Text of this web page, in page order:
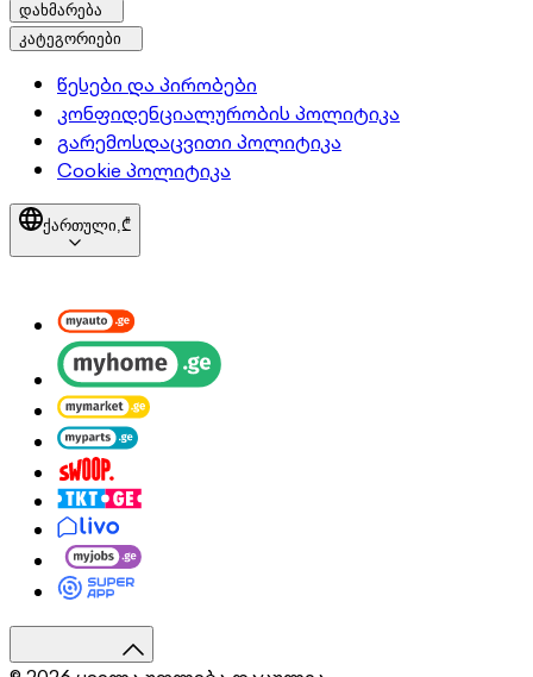
დახმარება
კატეგორიები
წესები და პირობები
კონფიდენციალურობის პოლიტიკა
გარემოსდაცვითი პოლიტიკა
Cookie პოლიტიკა
ქართული,₾